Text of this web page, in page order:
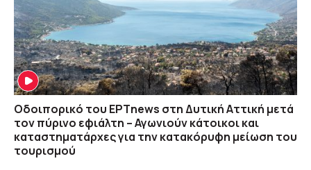
Οδοιπορικό του ΕΡΤnews στη Δυτική Αττική μετά
τον πύρινο εφιάλτη – Αγωνιούν κάτοικοι και
καταστηματάρχες για την κατακόρυφη μείωση του
τουρισμού